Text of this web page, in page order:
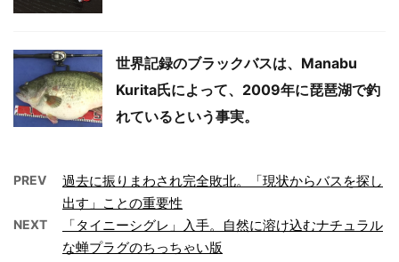
世界記録のブラックバスは、Manabu
Kurita氏によって、2009年に琵琶湖で釣
れているという事実。
PREV
過去に振りまわされ完全敗北。「現状からバスを探し
出す」ことの重要性
NEXT
「タイニーシグレ」入手。自然に溶け込むナチュラル
な蝉プラグのちっちゃい版